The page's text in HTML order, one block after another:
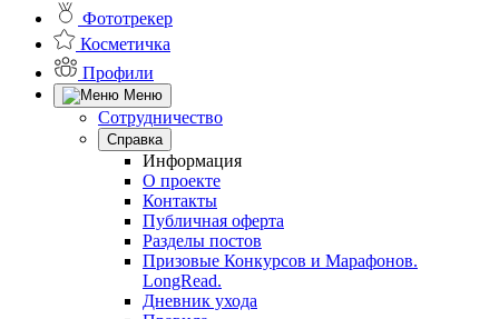
Фототрекер
Косметичка
Профили
Меню
Сотрудничество
Справка
Информация
О проекте
Контакты
Публичная оферта
Разделы постов
Призовые Конкурсов и Марафонов.
LongRead.
Дневник ухода